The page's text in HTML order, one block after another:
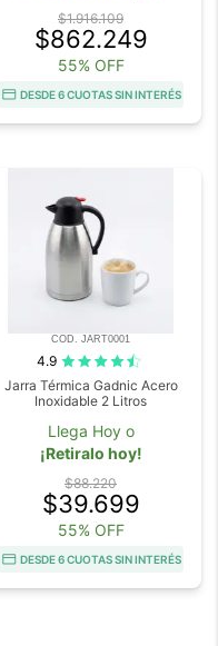
$1.916.109
$862.249
55% OFF
DESDE 6 CUOTAS SIN INTERÉS
COD. JART0001
4.9
Jarra Térmica Gadnic Acero
Inoxidable 2 Litros
Llega Hoy o
¡Retiralo hoy!
$88.220
$39.699
55% OFF
DESDE 6 CUOTAS SIN INTERÉS